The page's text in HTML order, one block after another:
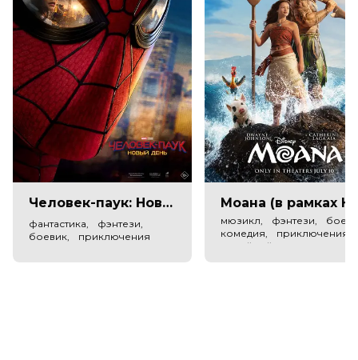
Режиссер
Денис Чернов
Продюсеры
Илья Попов, Надежда Кузнецова,
Елена Чиркова
Сценаристы
Антон Борисов
Жанр
мультфильм, комедия, фэнтези
Длительность
1 ч 10 мин
В прокате
с 18 ноября до 1 декабря
Человек-паук: Новый день (в рамках Киноклуба) (12+)
фантастика, фэнтези,
боевик, приключения
мюзикл, фэнтези,
комедия, приключения,
семейный